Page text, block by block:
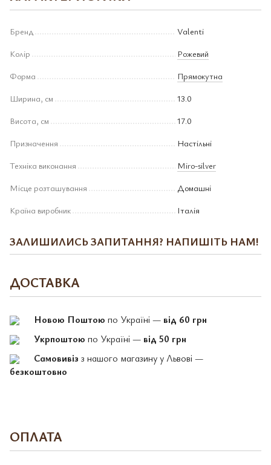
Бренд
Valenti
Колір
Рожевий
Форма
Прямокутна
Ширина, см
13.0
Висота, см
17.0
Призначення
Настільні
Техніка виконання
Miro-silver
Місце розташування
Домашні
Країна виробник
Італія
ЗАЛИШИЛИСЬ ЗАПИТАННЯ? НАПИШІТЬ НАМ!
ДОСТАВКА
Новою Поштою по Україні — від 60 грн
Укрпоштою по Україні — від 50 грн
Самовивіз з нашого магазину у Львові —
безкоштовно
ОПЛАТА